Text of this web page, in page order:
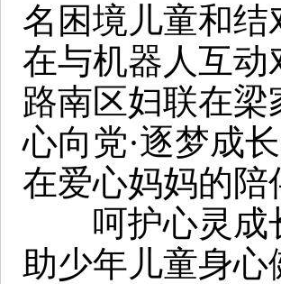
名困境儿童和结
在与机器人互
路南区妇联在
心向党·逐梦成
在爱心妈妈的
呵护心灵成长
助少年儿童身